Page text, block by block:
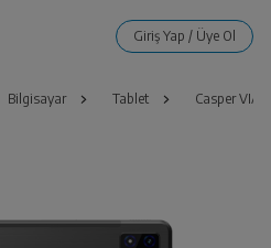
Bilgisayar Tablet Casper VIA